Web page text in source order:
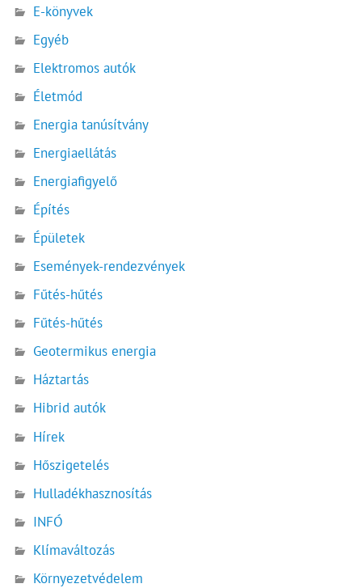
E-könyvek
Egyéb
Elektromos autók
Életmód
Energia tanúsítvány
Energiaellátás
Energiafigyelő
Építés
Épületek
Események-rendezvények
Fűtés-hűtés
Fűtés-hűtés
Geotermikus energia
Háztartás
Hibrid autók
Hírek
Hőszigetelés
Hulladékhasznosítás
INFÓ
Klímaváltozás
Környezetvédelem